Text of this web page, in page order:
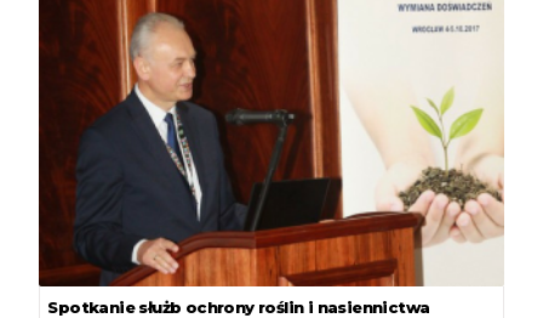
Spotkanie służb ochrony roślin i nasiennictwa